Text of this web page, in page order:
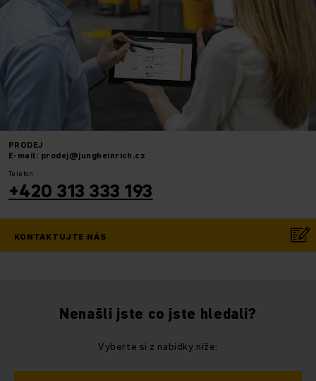
PRODEJ
E-mail: prodej@jungheinrich.cz
Telefon
+420 313 333 193
KONTAKTUJTE NÁS
Nenašli jste co jste hledali?
Vyberte si z nabídky níže: